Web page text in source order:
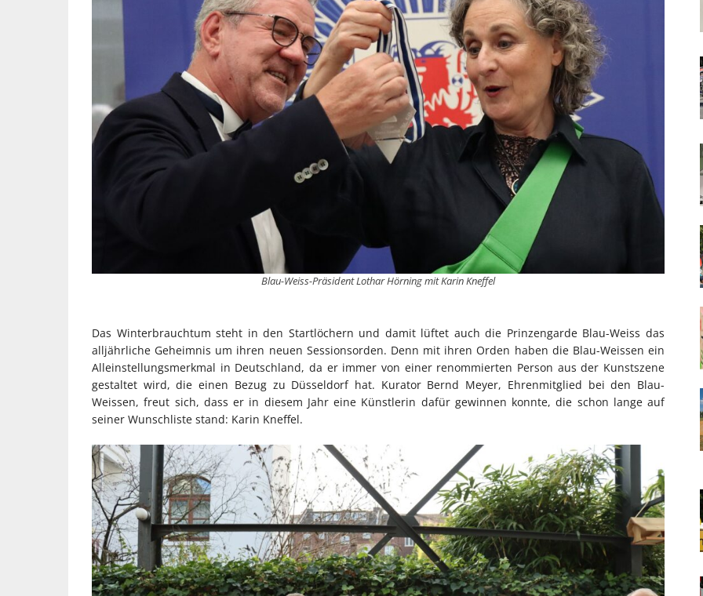
Blau-Weiss-Präsident Lothar Hörning mit Karin Kneffel
Das Winterbrauchtum steht in den Startlöchern und damit lüftet auch die Prinzengarde Blau-Weiss das
alljährliche Geheimnis um ihren neuen Sessionsorden. Denn mit ihren Orden haben die Blau-Weissen ein
Alleinstellungsmerkmal in Deutschland, da er immer von einer renommierten Person aus der Kunstszene
gestaltet wird, die einen Bezug zu Düsseldorf hat. Kurator Bernd Meyer, Ehrenmitglied bei den Blau-
Weissen, freut sich, dass er in diesem Jahr eine Künstlerin dafür gewinnen konnte, die schon lange auf
seiner Wunschliste stand: Karin Kneffel.